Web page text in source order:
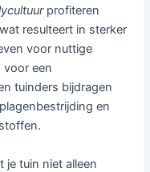
profiteren
resulteert in sterker
voor nuttige
voor een
tuinders bijdragen
en
je tuin niet alleen